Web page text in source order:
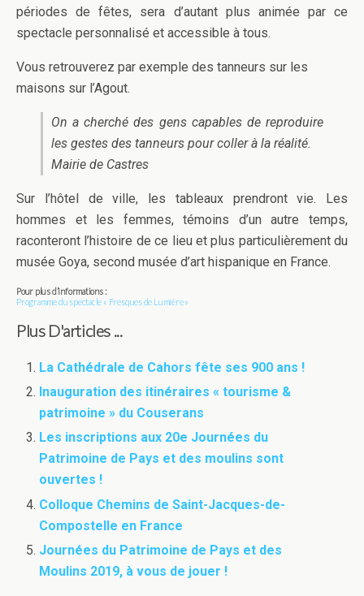
périodes de fêtes, sera d’autant plus animée par ce
spectacle personnalisé et accessible à tous.
Vous retrouverez par exemple des tanneurs sur les
maisons sur l’Agout.
On a cherché des gens capables de reproduire
les gestes des tanneurs pour coller à la réalité.
Mairie de Castres
Sur l’hôtel de ville, les tableaux prendront vie. Les
hommes et les femmes, témoins d’un autre temps,
raconteront l’histoire de ce lieu et plus particulièrement du
musée Goya, second musée d’art hispanique en France.
Pour plus d’informations :
Programme du spectacle « Fresques de Lumière »
Plus D'articles ...
La Cathédrale de Cahors fête ses 900 ans !
Inauguration des itinéraires « tourisme &
patrimoine » du Couserans
Les inscriptions aux 20e Journées du
Patrimoine de Pays et des moulins sont
ouvertes !
Colloque Chemins de Saint-Jacques-de-
Compostelle en France
Journées du Patrimoine de Pays et des
Moulins 2019, à vous de jouer !